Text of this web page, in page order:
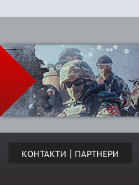
КОНТАКТИ | ПАРТНЕРИ